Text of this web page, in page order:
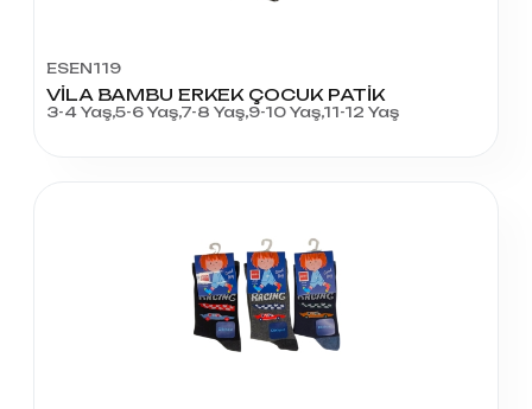
ESEN119
VİLA BAMBU ERKEK ÇOCUK PATİK
3-4 Yaş,5-6 Yaş,7-8 Yaş,9-10 Yaş,11-12 Yaş